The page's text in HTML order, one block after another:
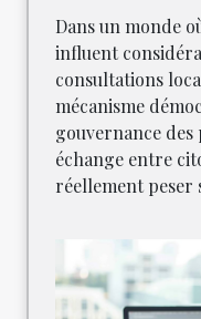
Dans un monde
influent
consultations
mécanisme
gouvernance
échange entre
réellement peser